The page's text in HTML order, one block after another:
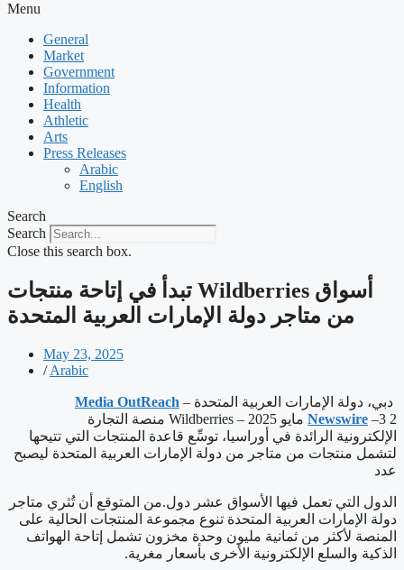
Menu
General
Market
Government
Information
Health
Athletic
Arts
Press Releases
Arabic
English
Search
Search
Close this search box.
‫أسواق Wildberries تبدأ في إتاحة منتجات
من متاجر دولة الإمارات العربية المتحدة
May 23, 2025
/ Arabic
دبي، دولة الإمارات العربية المتحدة – Media OutReach
Newswire –3 2 مايو 2025 – Wildberries منصة التجارة
الإلكترونية الرائدة في أوراسيا، توسِّع قاعدة المنتجات التي تتيحها
لتشمل منتجات من متاجر من دولة الإمارات العربية المتحدة ليصبح
عدد
الدول التي تعمل فيها الأسواق عشر دول.من المتوقع أن تُثري متاجر
دولة الإمارات العربية المتحدة تنوع مجموعة المنتجات الحالية على
المنصة لأكثر من ثمانية مليون وحدة مخزون تشمل إتاحة الهواتف
الذكية والسلع الإلكترونية الأخرى بأسعار مغرية.